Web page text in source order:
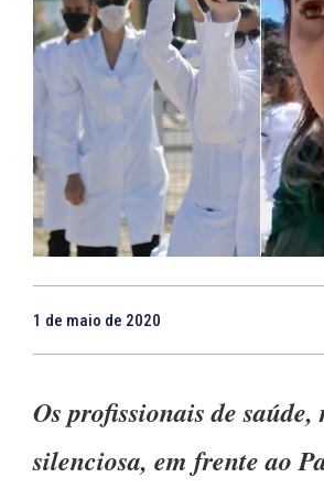
1 de maio de 2020
Os profissionais de
silenciosa, em frente ao